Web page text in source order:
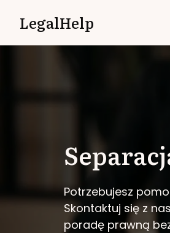
LegalHelp
Potrzebujesz
Skontaktuj się z
poradę prawną